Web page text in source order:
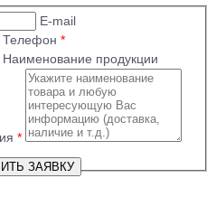
E-mail
Телефон *
Наименование продукции
*